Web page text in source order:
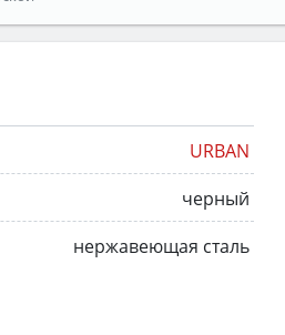
URBAN
черный
нержавеющая сталь